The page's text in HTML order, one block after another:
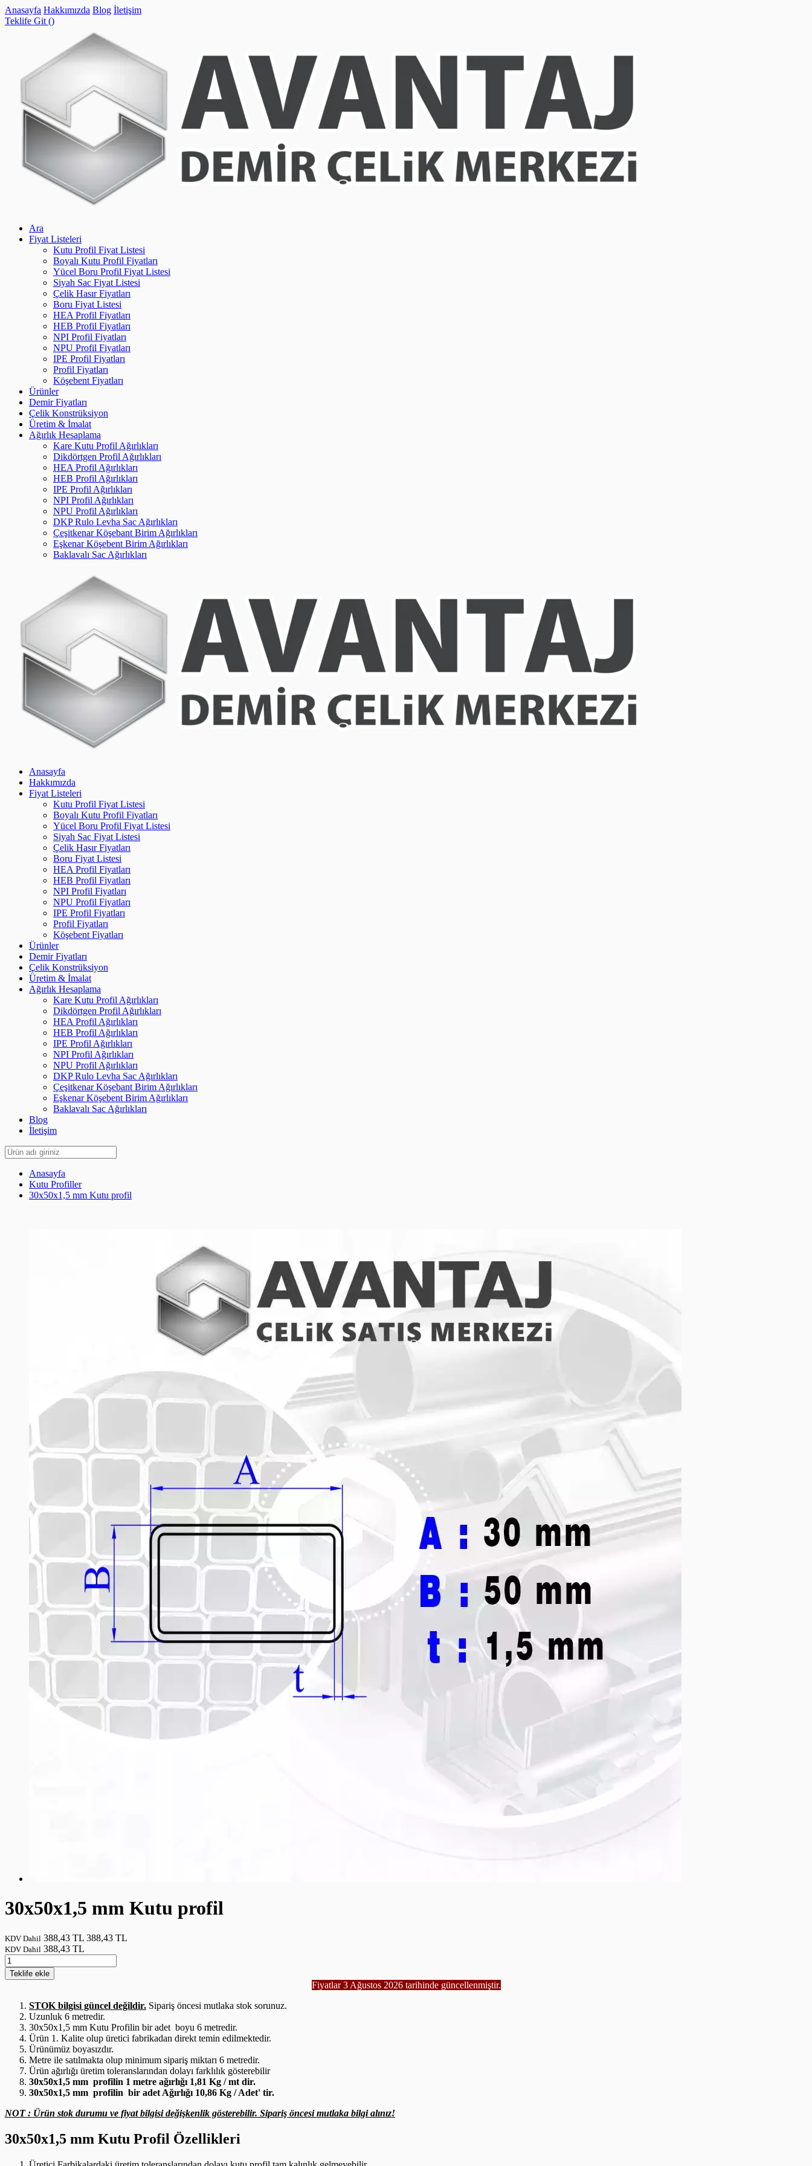
Anasayfa Hakkımızda Blog İletişim
Teklife Git ()
Ara
Fiyat Listeleri
Kutu Profil Fiyat Listesi
Boyalı Kutu Profil Fiyatları
Yücel Boru Profil Fiyat Listesi
Siyah Sac Fiyat Listesi
Çelik Hasır Fiyatları
Boru Fiyat Listesi
HEA Profil Fiyatları
HEB Profil Fiyatları
NPI Profil Fiyatları
NPU Profil Fiyatları
IPE Profil Fiyatları
Profil Fiyatları
Köşebent Fiyatları
Ürünler
Demir Fiyatları
Çelik Konstrüksiyon
Üretim & İmalat
Ağırlık Hesaplama
Kare Kutu Profil Ağırlıkları
Dikdörtgen Profil Ağırlıkları
HEA Profil Ağırlıkları
HEB Profil Ağırlıkları
IPE Profil Ağırlıkları
NPI Profil Ağırlıkları
NPU Profil Ağırlıkları
DKP Rulo Levha Sac Ağırlıkları
Çeşitkenar Köşebant Birim Ağırlıkları
Eşkenar Köşebent Birim Ağırlıkları
Baklavalı Sac Ağırlıkları
Anasayfa
Hakkımızda
Fiyat Listeleri
Kutu Profil Fiyat Listesi
Boyalı Kutu Profil Fiyatları
Yücel Boru Profil Fiyat Listesi
Siyah Sac Fiyat Listesi
Çelik Hasır Fiyatları
Boru Fiyat Listesi
HEA Profil Fiyatları
HEB Profil Fiyatları
NPI Profil Fiyatları
NPU Profil Fiyatları
IPE Profil Fiyatları
Profil Fiyatları
Köşebent Fiyatları
Ürünler
Demir Fiyatları
Çelik Konstrüksiyon
Üretim & İmalat
Ağırlık Hesaplama
Kare Kutu Profil Ağırlıkları
Dikdörtgen Profil Ağırlıkları
HEA Profil Ağırlıkları
HEB Profil Ağırlıkları
IPE Profil Ağırlıkları
NPI Profil Ağırlıkları
NPU Profil Ağırlıkları
DKP Rulo Levha Sac Ağırlıkları
Çeşitkenar Köşebant Birim Ağırlıkları
Eşkenar Köşebent Birim Ağırlıkları
Baklavalı Sac Ağırlıkları
Blog
İletişim
Anasayfa
Kutu Profiller
30x50x1,5 mm Kutu profil
30x50x1,5 mm Kutu profil
KDV Dahil 388,43 TL 388,43 TL
KDV Dahil 388,43 TL
Teklife ekle
Fiyatlar 3 Ağustos 2026 tarihinde güncellenmiştir.
STOK bilgisi güncel değildir. Sipariş öncesi mutlaka stok sorunuz.
Uzunluk 6 metredir.
30x50x1,5 mm Kutu Profilin bir adet boyu 6 metredir.
Ürün 1. Kalite olup üretici fabrikadan direkt temin edilmektedir.
Ürünümüz boyasızdır.
Metre ile satılmakta olup minimum sipariş miktarı 6 metredir.
Ürün ağırlığı üretim toleranslarından dolayı farklılık gösterebilir
30x50x1,5 mm profilin 1 metre ağırlığı 1,81 Kg / mt dir.
30x50x1,5 mm profilin bir adet Ağırlığı 10,86 Kg / Adet' tir.
NOT : Ürün stok durumu ve fiyat bilgisi değişkenlik gösterebilir. Sipariş öncesi mutlaka bilgi alınız!
30x50x1,5 mm Kutu Profil Özellikleri